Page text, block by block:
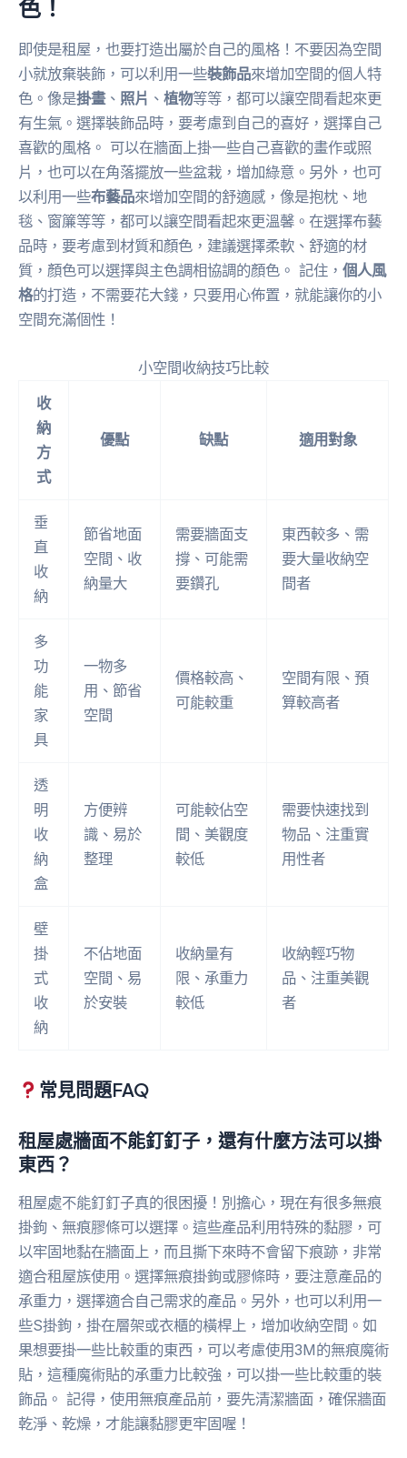
色！
即使是租屋，也要打造出屬於自己的風格！不要因為空間
小就放棄裝飾，可以利用一些裝飾品來增加空間的個人特
色。像是掛畫、 照片 、 植物等等，都可以讓空間看起來更
有生氣。選擇裝飾品時，要考慮到自己的喜好，選擇自己
喜歡的風格。 可以在牆面上掛一些自己喜歡的畫作或照
片，也可以在角落擺放一些盆栽，增加綠意。另外，也可
以利用一些布藝品來增加空間的舒適感，像是抱枕、地
毯、窗簾等等，都可以讓空間看起來更溫馨。在選擇布藝
品時，要考慮到材質和顏色，建議選擇柔軟、舒適的材
質，顏色可以選擇與主色調相協調的顏色。 記住， 個人風
格的打造，不需要花大錢，只要用心佈置，就能讓你的小
空間充滿個性！
小空間收納技巧比較
收
納
方
式
優點 缺點 適用對象
垂
直
收
納
節省地面
空間、收
納量大
需要牆面支
撐、可能需
要鑽孔
東西較多、需
要大量收納空
間者
多
功
能
家
具
一物多
用、節省
空間
價格較高、
可能較重
空間有限、預
算較高者
透
明
收
納
盒
方便辨
識、易於
整理
可能較佔空
間、美觀度
較低
需要快速找到
物品、注重實
用性者
壁
掛
式
收
納
不佔地面
空間、易
於安裝
收納量有
限、承重力
較低
收納輕巧物
品、注重美觀
者
常見問題FAQ
租屋處牆面不能釘釘子，還有什麼方法可以掛
東西？
租屋處不能釘釘子真的很困擾！別擔心，現在有很多無痕
掛鉤、無痕膠條可以選擇。這些產品利用特殊的黏膠，可
以牢固地黏在牆面上，而且撕下來時不會留下痕跡，非常
適合租屋族使用。選擇無痕掛鉤或膠條時，要注意產品的
承重力，選擇適合自己需求的產品。另外，也可以利用一
些S掛鉤，掛在層架或衣櫃的橫桿上，增加收納空間。如
果想要掛一些比較重的東西，可以考慮使用3M的無痕魔術
貼，這種魔術貼的承重力比較強，可以掛一些比較重的裝
飾品。 記得，使用無痕產品前，要先清潔牆面，確保牆面
乾淨、乾燥，才能讓黏膠更牢固喔！